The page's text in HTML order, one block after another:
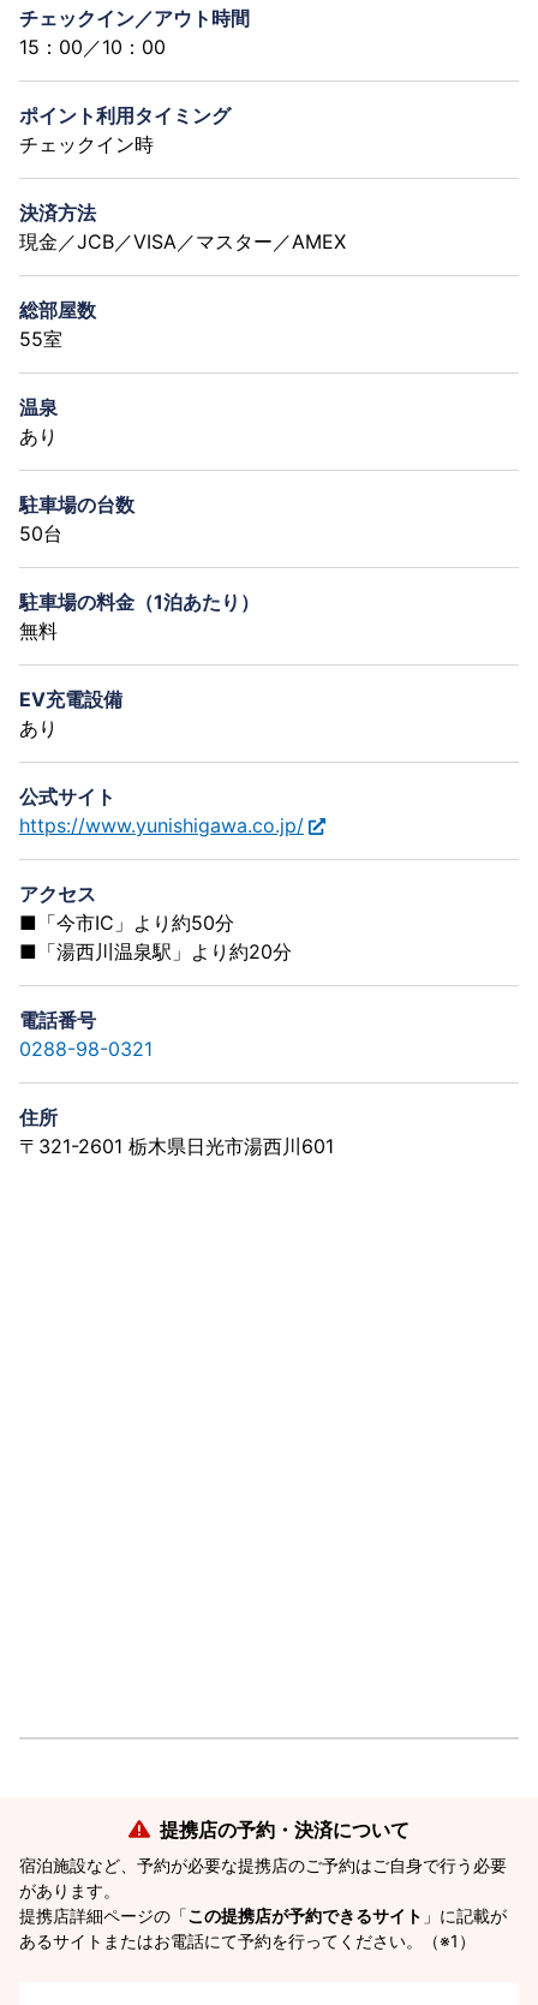
チェックイン／アウト時間
15：00／10：00
ポイント利用タイミング
チェックイン時
決済方法
現金／JCB／VISA／マスター／AMEX
総部屋数
55室
温泉
あり
駐車場の台数
50台
駐車場の料金（1泊あたり）
無料
EV充電設備
あり
公式サイト
https://www.yunishigawa.co.jp/
アクセス
■「今市IC」より約50分
■「湯西川温泉駅」より約20分
電話番号
0288-98-0321
住所
〒321-2601 栃木県日光市湯西川601
提携店の予約・決済について
宿泊施設など、予約が必要な提携店のご予約はご自身で行う必要
があります。
提携店詳細ページの「この提携店が予約できるサイト 」に記載が
あるサイトまたはお電話にて予約を行ってください。（※1）